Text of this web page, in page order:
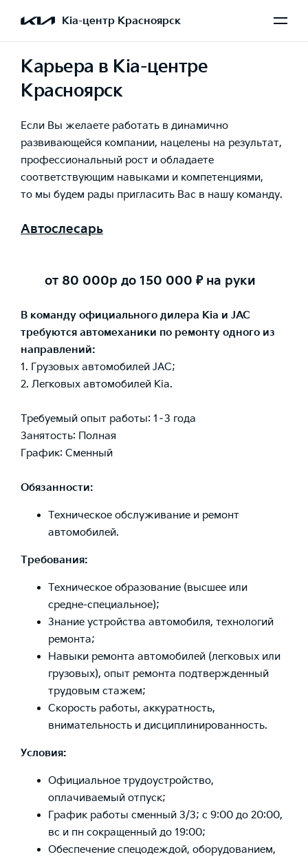
Kia-центр Красноярск
Карьера в Kia-центре
Красноярск
Если Вы желаете работать в динамично
развивающейся компании, нацелены на результат,
профессиональный рост и обладаете
соответствующим навыками и компетенциями,
то мы будем рады пригласить Вас в нашу команду.
Автослесарь
от 80 000р до 150 000 ₽ на руки
В команду официального дилера Кia и JAC
требуются автомеханики по ремонту одного из
направлений:
1. Грузовых автомобилей JAC;
2. Легковых автомобилей Kia.
Требуемый опыт работы: 1–3 года
Занятость: Полная
График: Сменный
Обязанности:
Техническое обслуживание и ремонт
автомобилей.
Требования:
Техническое образование (высшее или
средне-специальное);
Знание устройства автомобиля, технологий
ремонта;
Навыки ремонта автомобилей (легковых или
грузовых), опыт ремонта подтвержденный
трудовым стажем;
Скорость работы, аккуратность,
внимательность и дисциплинированность.
Условия:
Официальное трудоустройство,
оплачиваемый отпуск;
График работы сменный 3/3; с 9:00 до 20:00,
вс и пн сокращенный до 19:00;
Обеспечение спецодеждой, оборудованием,